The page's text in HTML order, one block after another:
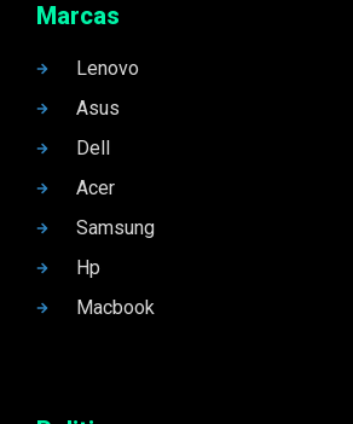
Marcas
Lenovo
Asus
Dell
Acer
Samsung
Hp
Macbook